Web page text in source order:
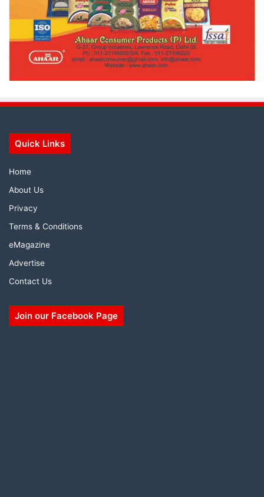
Quick Links
Home
About Us
Privacy
Terms & Conditions
eMagazine
Advertise
Contact Us
Join our Facebook Page